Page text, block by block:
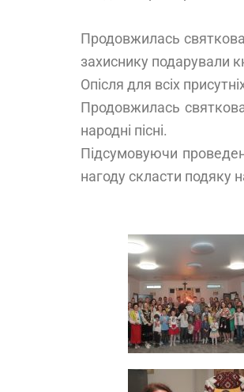
Продовжилась
захиснику подарували
Опісля для всіх
Продовжилась святкова
народні пісні.
Підсумовуючи
нагоду скласти подяку